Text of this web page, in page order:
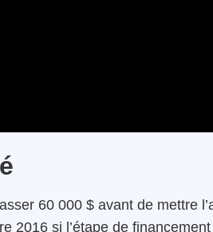
60 000 $ avant de mettre
2016 si l’étape de